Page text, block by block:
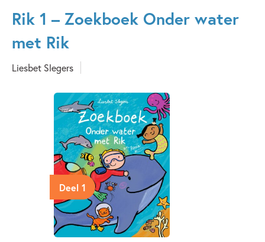
uitgevers
Rik 1 – Zoekboek Onder water
met Rik
Liesbet Slegers
Deel 1